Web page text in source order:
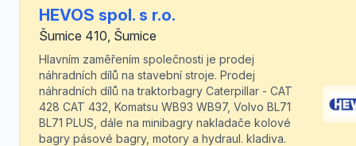
HEVOS spol. s r.o.
Šumice 410, Šumice
Hlavním zaměřením společnosti je prodej
náhradních dílů na stavební stroje. Prodej
náhradních dílů na traktorbagry Caterpillar - CAT
428 CAT 432, Komatsu WB93 WB97, Volvo BL71
BL71 PLUS, dále na minibagry nakladače kolové
bagry pásové bagry, motory a hydraul. kladiva.